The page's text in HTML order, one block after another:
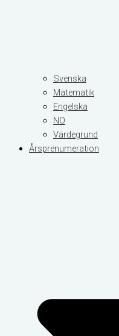
Svenska
Matematik
Engelska
NO
Värdegrund
Årsprenumeration